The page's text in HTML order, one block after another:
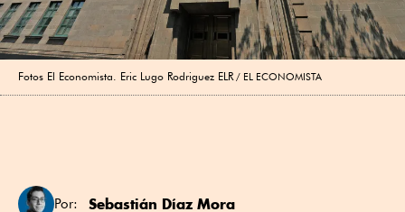
Fotos El Economista. Eric Lugo Rodriguez ELR EL ECONOMISTA
Por: Sebastián Díaz Mora